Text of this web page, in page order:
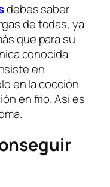
debes saber
de todas, ya
que para su
conocida
en
en la cocción
en frío. Así es